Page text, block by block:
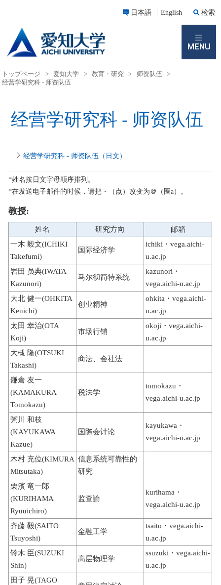
日本語 English 检索
トップページ > 爱知大学 > 教育・研究 > 师资队伍
>
经营学研究科 - 师资队伍
经营学研究科 - 师资队伍
经营学研究科 - 师资队伍（日文）
*姓名按日文字母顺序排列。
*在发送电子邮件的时候，请把・（点）改变为＠（圈a）。
教授:
姓名 研究方向
邮箱
一木 毅文(ICHIKI
Takefumi)
国际经济学
ichiki・vega.aichi-
u.ac.jp
岩田 员典(IWATA
Kazunori)
马尔彻简特系统
kazunori・
vega.aichi-u.ac.jp
大北 健一(OHKITA
Kenichi)
创业精神
ohkita・vega.aichi-
u.ac.jp
太田 幸治(OTA
Koji)
市场行销
okoji・vega.aichi-
u.ac.jp
大槻 隆(OTSUKI
Takashi)
商法、会社法
鎌倉 友一
(KAMAKURA
Tomokazu)
税法学
tomokazu・
vega.aichi-u.ac.jp
粥川 和枝
(KAYUKAWA
Kazue)
国際会计论
kayukawa・
vega.aichi-u.ac.jp
木村 充位(KIMURA
Mitsutaka)
信息系统可靠性的
研究
栗濱 竜一郎
(KURIHAMA
Ryuuichiro)
监查論
kurihama・
vega.aichi-u.ac.jp
齐藤 毅(SAITO
Tsuyoshi)
金融工学
tsaito・vega.aichi-
u.ac.jp
铃木 臣(SUZUKI
Shin)
高层物理学
ssuzuki・vega.aichi-
u.ac.jp
田子 晃(TAGO